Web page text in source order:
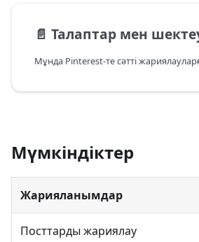
📄️ Талаптар мен
Мүмкіндіктер
Жарияланымдар
Посттарды жариялау